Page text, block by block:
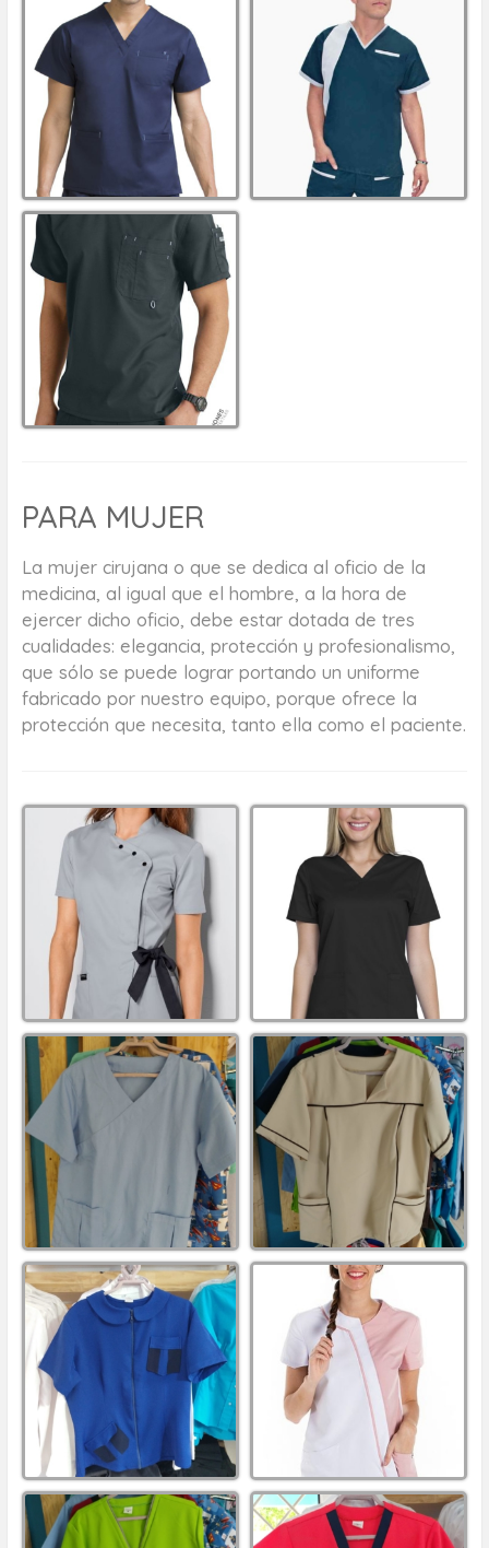
PARA MUJER
La mujer cirujana o que se dedica al oficio de la
medicina, al igual que el hombre, a la hora de
ejercer dicho oficio, debe estar dotada de tres
cualidades: elegancia, protección y profesionalismo,
que sólo se puede lograr portando un uniforme
fabricado por nuestro equipo, porque ofrece la
protección que necesita, tanto ella como el paciente.